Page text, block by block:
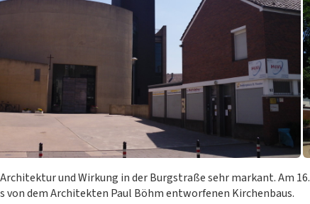
und Wirkung in der Burgstraße sehr markant. Am 16.
von dem Architekten Paul Böhm entworfenen Kirchenbaus.